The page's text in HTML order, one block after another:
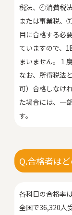
税法、④消費税
または事業税、
目に合格する必
ていますので、
まいません。１
なお、所得税法
可）合格しなけ
た場合には、一
す。
Q.合格者は
各科目の合格率
全国で36,320人